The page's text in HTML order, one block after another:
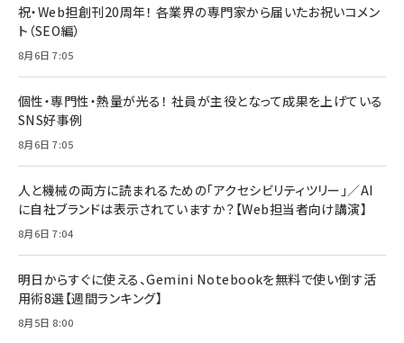
祝・Web担創刊20周年！ 各業界の専門家から届いたお祝いコメン
ト（SEO編）
8月6日 7:05
個性・専門性・熱量が光る！ 社員が主役となって成果を上げている
SNS好事例
8月6日 7:05
人と機械の両方に読まれるための「アクセシビリティツリー」／AI
に自社ブランドは表示されていますか？【Web担当者向け講演】
8月6日 7:04
明日からすぐに使える、Gemini Notebookを無料で使い倒す活
用術8選【週間ランキング】
8月5日 8:00